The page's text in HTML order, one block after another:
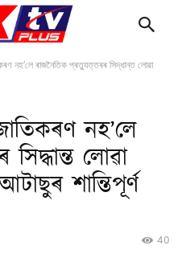
নহ’লে ৰাজনৈতিক প্ৰত্যুত্তৰৰ সিদ্ধান্ত লোৱা
নহ’লে
লোৱা
শান্তিপূৰ্ণ
40